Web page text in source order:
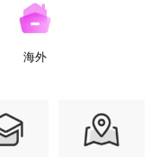
海外